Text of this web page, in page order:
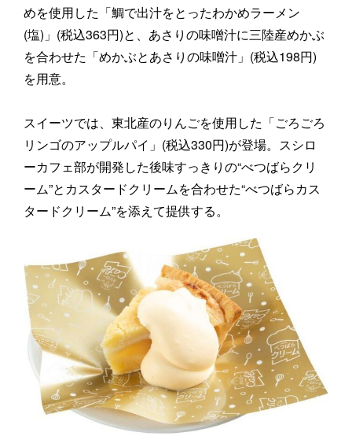
めを使用した「鯛で出汁をとったわかめラーメン
(塩)」(税込363円)と、あさりの味噌汁に三陸産めかぶ
を合わせた「めかぶとあさりの味噌汁」(税込198円)
を用意。
スイーツでは、東北産のりんごを使用した「ごろごろ
リンゴのアップルパイ」(税込330円)が登場。スシロ
ーカフェ部が開発した後味すっきりの“べつばらクリ
ーム”とカスタードクリームを合わせた“べつばらカス
タードクリーム”を添えて提供する。